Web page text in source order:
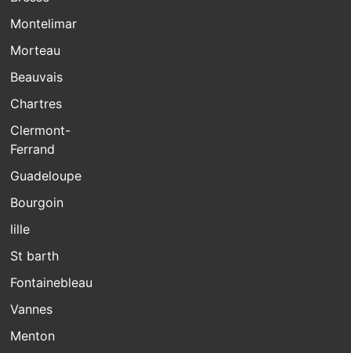
Montelimar
Morteau
Beauvais
Chartres
Clermont-
Ferrand
Guadeloupe
Bourgoin
lille
St barth
Fontainebleau
Vannes
Menton